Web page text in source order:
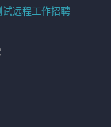
试远程工作招聘